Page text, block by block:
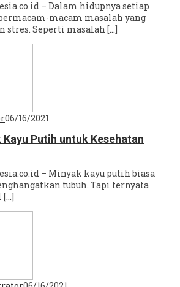
– Dalam hidupnya setiap
macam masalah yang
Seperti masalah […]
06/16/2021
Putih untuk Kesehatan
– Minyak kayu putih biasa
tubuh. Tapi ternyata
[…]